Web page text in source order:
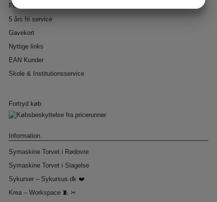
Prismatch + 5% ekstra rabat.
5 års fri service
Gavekort
Nyttige links
EAN Kunder
Skole & Institutionsservice
Fortryd køb
Information
Symaskine Torvet i Rødovre
Symaskine Torvet i Slagelse
Sykurser – Sykursus.dk ❤️
Krea – Workspace 🧵 ✂